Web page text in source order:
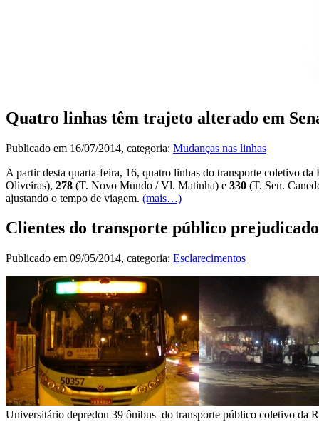
Quatro linhas têm trajeto alterado em
Publicado em 16/07/2014, categoria: Mudanças nas linhas
A partir desta quarta-feira, 16, quatro linhas do transporte coletivo
Oliveiras), 278 (T. Novo Mundo / Vl. Matinha) e 330 (T. Sen.
ajustando o tempo de viagem. (mais…)
Clientes do transporte público
Publicado em 09/05/2014, categoria: Esclarecimentos
Universitário depredou 39 ônibus do transporte público coletivo da